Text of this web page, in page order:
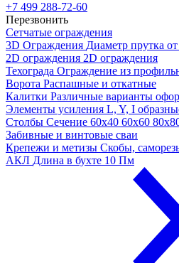
+7 499 288-72-60
Перезвонить
Сетчатые ограждения
3D Ограждения Диаметр прутка
2D ограждения 2D ограждения
Техограда Ограждение из
Ворота Распашные и откатные
Калитки Различные варианты
Элементы усиления L, Y, I
Столбы Сечение 60х40 60х60
Забивные и винтовые сваи
Крепежи и метизы Скобы,
АКЛ Длина в бухте 10 Пм